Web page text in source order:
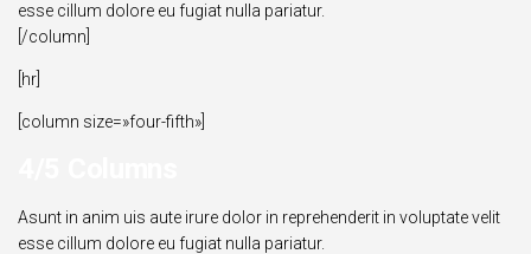
esse cillum dolore eu fugiat nulla pariatur.
[/column]
[hr]
[column size=»four-fifth»]
Asunt in anim uis aute irure dolor in reprehenderit in voluptate velit
esse cillum dolore eu fugiat nulla pariatur.